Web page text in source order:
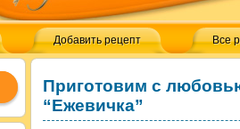
Добавить рецепт Все
Приготовим с
“Ежевичка”